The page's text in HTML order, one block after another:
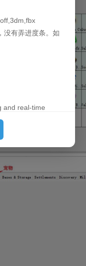
没有弄进度条。如
and real-time
are loaded
first can cause
can finish pre-
stl, ply, gltf, glb,
bar when
is successful,